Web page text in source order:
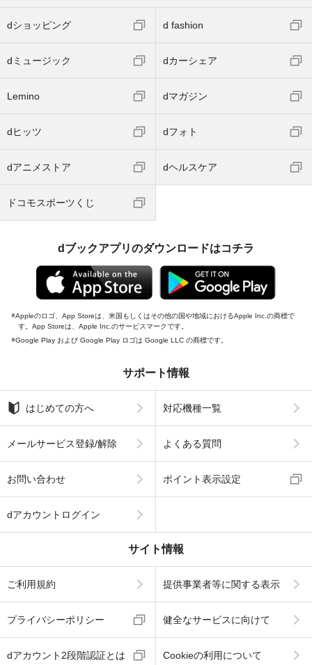
dショッピング d fashion
dミュージック dカーシェア
Lemino dマガジン
dヒッツ dフォト
dアニメストア dヘルスケア
ドコモスポーツくじ
dブックアプリのダウンロードはコチラ
Appleのロゴ、App Storeは、米国もしくはその他の国や地域におけるApple Inc.の商標で
す。App Storeは、Apple Inc.のサービスマークです。
Google Play および Google Play ロゴは Google LLC の商標です。
サポート情報
はじめての方へ 対応機種一覧
メールサービス登録/解除 よくある質問
お問い合わせ ポイント表示設定
dアカウントログイン
サイト情報
ご利用規約 提供事業者等に関する表示
プライバシーポリシー 健全なサービスに向けて
dアカウント2段階認証とは Cookieの利用について